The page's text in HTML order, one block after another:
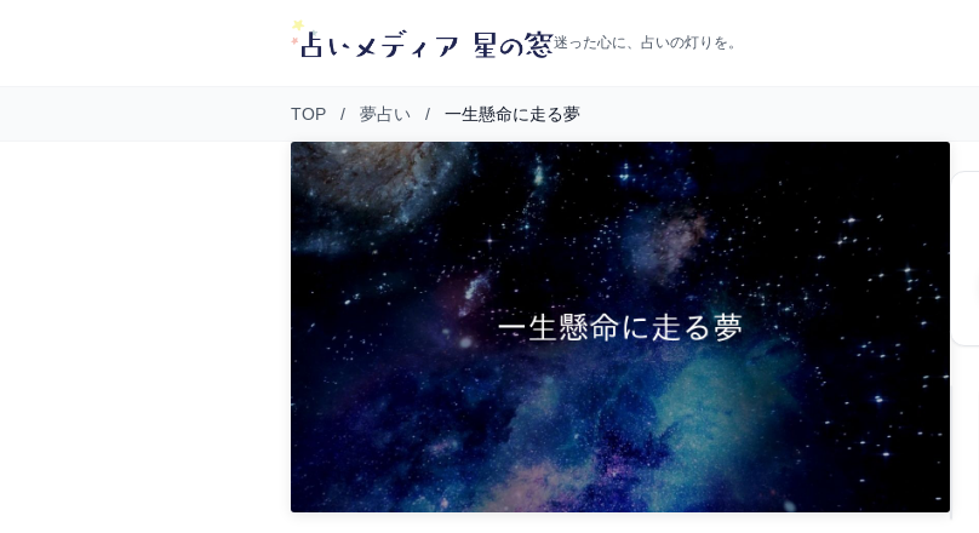
迷った心に、占いの灯りを。
TOP / 夢占い / 一生懸命に走る夢